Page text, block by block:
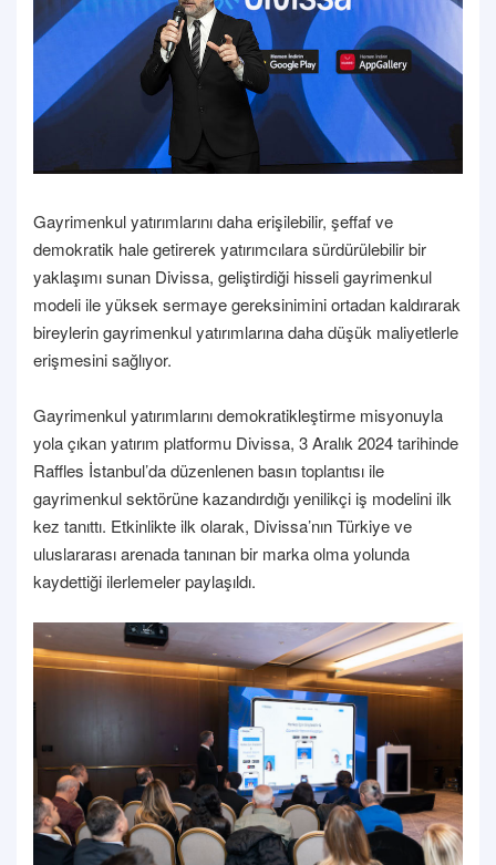
Gayrimenkul yatırımlarını daha erişilebilir, şeffaf ve
demokratik hale getirerek yatırımcılara sürdürülebilir bir
yaklaşımı sunan Divissa, geliştirdiği hisseli gayrimenkul
modeli ile yüksek sermaye gereksinimini ortadan kaldırarak
bireylerin gayrimenkul yatırımlarına daha düşük maliyetlerle
erişmesini sağlıyor.
Gayrimenkul yatırımlarını demokratikleştirme misyonuyla
yola çıkan yatırım platformu Divissa, 3 Aralık 2024 tarihinde
Raffles İstanbul’da düzenlenen basın toplantısı ile
gayrimenkul sektörüne kazandırdığı yenilikçi iş modelini ilk
kez tanıttı. Etkinlikte ilk olarak, Divissa’nın Türkiye ve
uluslararası arenada tanınan bir marka olma yolunda
kaydettiği ilerlemeler paylaşıldı.